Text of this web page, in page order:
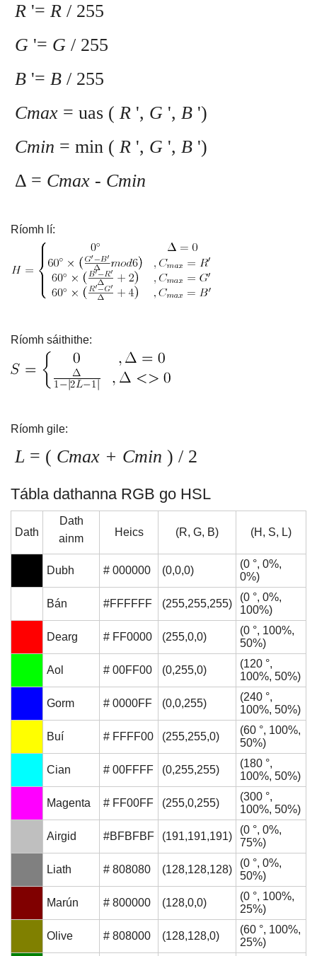
R '= R / 255
G '= G / 255
B '= B / 255
Cmax = uas ( R ', G ', B ')
Cmin = min ( R ', G ', B ')
Δ = Cmax - Cmin
Ríomh lí:
Ríomh sáithithe:
Ríomh gile:
L = ( Cmax + Cmin ) / 2
Tábla dathanna RGB go HSL
Dath
Dath
ainm
Heics (R, G, B) (H, S, L)
Dubh # 000000 (0,0,0)
(0 °, 0%,
0%)
Bán #FFFFFF (255,255,255)
(0 °, 0%,
100%)
Dearg # FF0000 (255,0,0)
(0 °, 100%,
50%)
Aol # 00FF00 (0,255,0)
(120 °,
100%, 50%)
Gorm # 0000FF (0,0,255)
(240 °,
100%, 50%)
Buí # FFFF00 (255,255,0)
(60 °, 100%,
50%)
Cian # 00FFFF (0,255,255)
(180 °,
100%, 50%)
Magenta # FF00FF (255,0,255)
(300 °,
100%, 50%)
Airgid #BFBFBF (191,191,191)
(0 °, 0%,
75%)
Liath # 808080 (128,128,128)
(0 °, 0%,
50%)
Marún # 800000 (128,0,0)
(0 °, 100%,
25%)
Olive # 808000 (128,128,0)
(60 °, 100%,
25%)